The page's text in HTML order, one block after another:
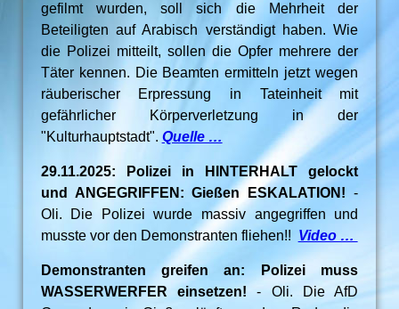
gefilmt wurden, soll sich die Mehrheit der
Beteiligten auf Arabisch verständigt haben. Wie
die Polizei mitteilt, sollen die Opfer mehrere der
Täter kennen. Die Beamten ermitteln jetzt wegen
räuberischer Erpressung in Tateinheit mit
gefährlicher Körperverletzung in der
"Kulturhauptstadt". Quelle …
29.11.2025: Polizei in HINTERHALT gelockt
und ANGEGRIFFEN: Gießen ESKALATION!-
Oli. Die Polizei wurde massiv angegriffen und
musste vor den Demonstranten fliehen!! Video …
Demonstranten greifen an: Polizei muss
WASSERWERFER einsetzen!- Oli. Die AfD